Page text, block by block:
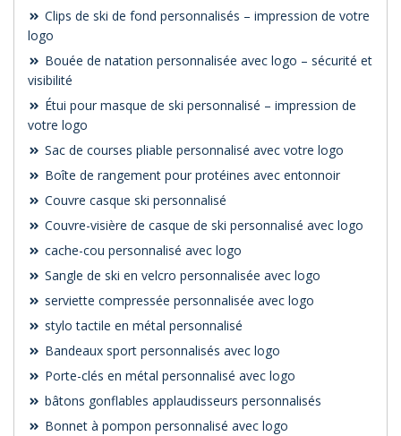
Clips de ski de fond personnalisés – impression de votre
logo
Bouée de natation personnalisée avec logo – sécurité et
visibilité
Étui pour masque de ski personnalisé – impression de
votre logo
Sac de courses pliable personnalisé avec votre logo
Boîte de rangement pour protéines avec entonnoir
Couvre casque ski personnalisé
Couvre-visière de casque de ski personnalisé avec logo
cache-cou personnalisé avec logo
Sangle de ski en velcro personnalisée avec logo
serviette compressée personnalisée avec logo
stylo tactile en métal personnalisé
Bandeaux sport personnalisés avec logo
Porte-clés en métal personnalisé avec logo
bâtons gonflables applaudisseurs personnalisés
Bonnet à pompon personnalisé avec logo